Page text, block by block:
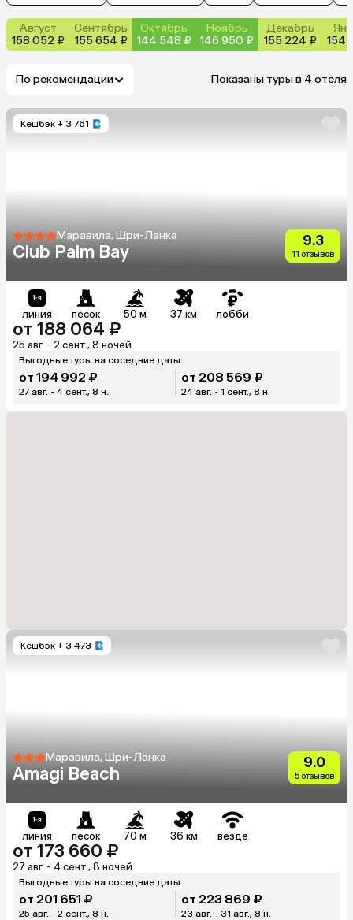
Август
158 052 ₽
Сентябрь
155 654 ₽
Октябрь
144 548 ₽
Ноябрь
146 950 ₽
Декабрь
155 224 ₽
154
По рекомендации Показаны туры в 4 отеля
Кешбэк + 3 761
Маравила, Шри-Ланка
Club Palm Bay
9.3
11 отзывов
линия песок 50 м 37 км лобби
от 188 064 ₽
25 авг. - 2 сент., 8 ночей
Выгодные туры на соседние даты
от 194 992 ₽
27 авг. - 4 сент., 8 н.
от 208 569 ₽
24 авг. - 1 сент., 8 н.
Кешбэк + 3 473
Маравила, Шри-Ланка
Amagi Beach
9.0
5 отзывов
линия песок 70 м 36 км везде
от 173 660 ₽
27 авг. - 4 сент., 8 ночей
Выгодные туры на соседние даты
от 201 651 ₽
25 авг. - 2 сент., 8 н.
от 223 869 ₽
23 авг. - 31 авг., 8 н.